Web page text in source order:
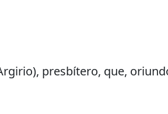
presbítero, que,